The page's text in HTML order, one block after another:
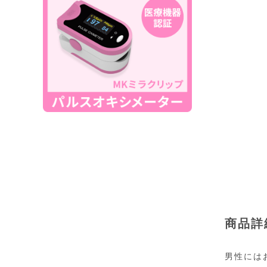
商品詳
男性には